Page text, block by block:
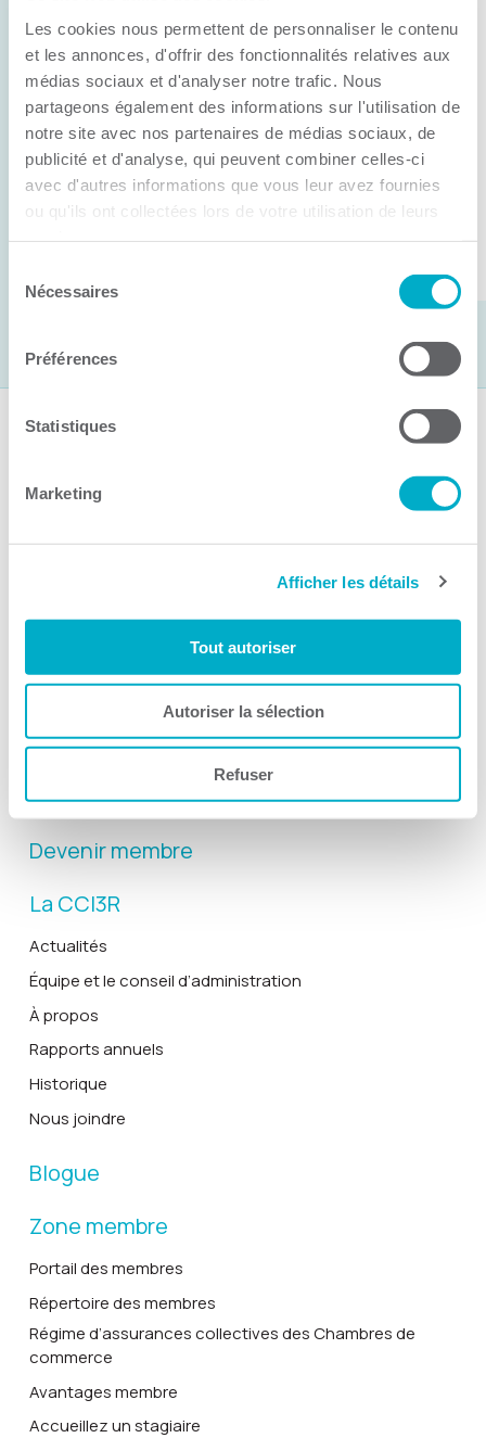
Les cookies nous permettent de personnaliser le contenu
et les annonces, d'offrir des fonctionnalités relatives aux
médias sociaux et d'analyser notre trafic. Nous
partageons également des informations sur l'utilisation de
notre site avec nos partenaires de médias sociaux, de
publicité et d'analyse, qui peuvent combiner celles-ci
avec d'autres informations que vous leur avez fournies
ou qu'ils ont collectées lors de votre utilisation de leurs
Nécessaires
Préférences
Statistiques
Marketing
Afficher les détails
Tout autoriser
Autoriser la sélection
Refuser
Anick Métivier devient le nouveau
président de la CCI3R
C’est lors de son assemblée générale annuelle
tenue hier que la Chambre de commerce et
d’industries de ...
Lire la suite
Suivez-nous
Activités
Gala Radisson
Solutions TI
Devenir membre
La CCI3R
Actualités
Équipe et le conseil d’administration
À propos
Rapports annuels
Historique
Nous joindre
Blogue
Zone membre
Portail des membres
Répertoire des membres
Régime d’assurances collectives des Chambres de
commerce
Avantages membre
Accueillez un stagiaire